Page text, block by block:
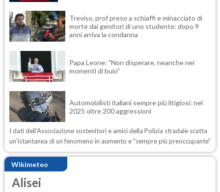
Treviso, prof preso a schiaffi e minacciato di
morte dai genitori di uno studente: dopo 9
anni arriva la condanna
Papa Leone: "Non disperare, neanche nei
momenti di buio"
Automobilisti italiani sempre più litigiosi: nel
2025 oltre 200 aggressioni
I dati dell'Associazione sostenitori e amici della Polizia stradale scatta
un'istantanea di un fenomeno in aumento e "sempre più preoccupante"
Wikimeteo
Alisei